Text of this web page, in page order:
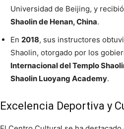
Universidad de Beijing, y
Shaolin de Henan, China.
En 2018, sus instructores
Shaolin, otorgado por los
Internacional del Templo
Shaolin Luoyang Academy.
Excelencia Deportiva y